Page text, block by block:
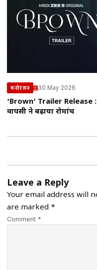
मनोरंजन 30 May 2026
‘Brown’ Trailer Release
वापसी ने बढ़ाया रोमांच
Leave a Reply
Your email address will
are marked *
Comment *